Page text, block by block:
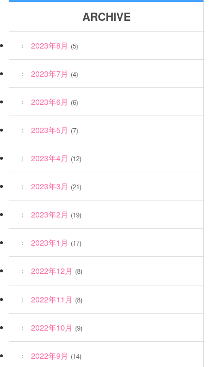
ARCHIVE
2023年8月 (5)
2023年7月 (4)
2023年6月 (6)
2023年5月 (7)
2023年4月 (12)
2023年3月 (21)
2023年2月 (19)
2023年1月 (17)
2022年12月 (8)
2022年11月 (8)
2022年10月 (9)
2022年9月 (14)